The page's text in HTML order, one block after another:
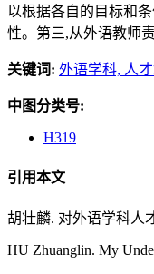
以根据各自的目标和
性。第三,从外语教师
关键词: 外语学科, 人
中图分类号:
H319
引用本文
胡壮麟. 对外语学科人
HU Zhuanglin. My